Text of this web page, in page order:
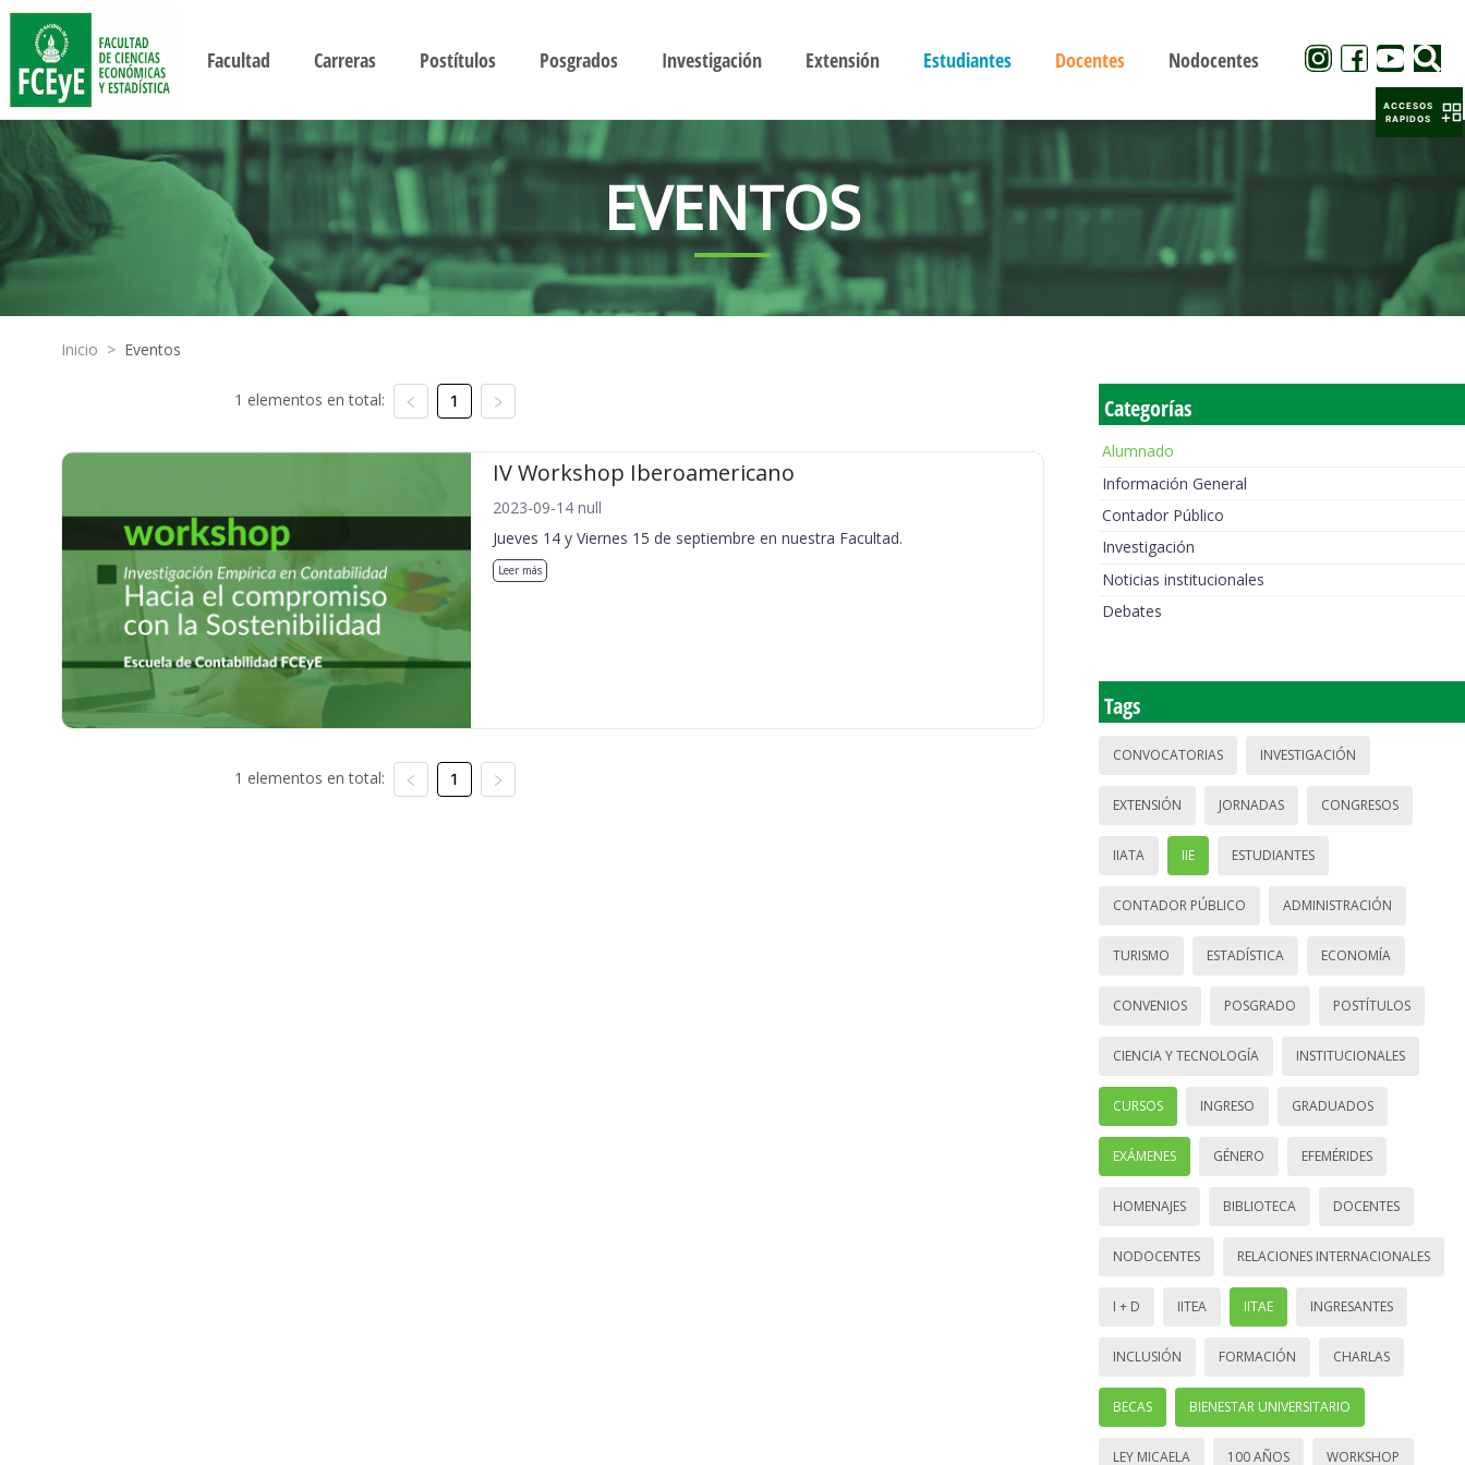
Facultad Carreras Postítulos Posgrados Investigación Extensión Estudiantes Docentes Nodocentes
EVENTOS
Inicio > Eventos
1 elementos en total: 1
IV Workshop Iberoamericano
2023-09-14 null
Jueves 14 y Viernes 15 de septiembre en nuestra Facultad.
Leer más
1 elementos en total: 1
Categorías
Alumnado
Información General
Contador Público
Investigación
Noticias institucionales
Debates
Tags
CONVOCATORIAS INVESTIGACIÓN
EXTENSIÓN JORNADAS CONGRESOS
IIATA IIE ESTUDIANTES
CONTADOR PÚBLICO ADMINISTRACIÓN
TURISMO ESTADÍSTICA ECONOMÍA
CONVENIOS POSGRADO POSTÍTULOS
CIENCIA Y TECNOLOGÍA INSTITUCIONALES
CURSOS INGRESO GRADUADOS
EXÁMENES GÉNERO EFEMÉRIDES
HOMENAJES BIBLIOTECA DOCENTES
NODOCENTES RELACIONES INTERNACIONALES
I + D IITEA IITAE INGRESANTES
INCLUSIÓN FORMACIÓN CHARLAS
BECAS BIENESTAR UNIVERSITARIO
LEY MICAELA 100 AÑOS WORKSHOP
ACCESOS
RAPIDOS